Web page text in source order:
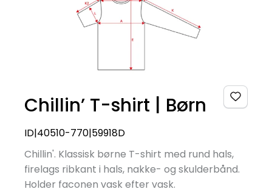
Chillin’ T-shirt | Børn
ID|40510-770|59918D
Chillin'. Klassisk børne T-shirt med rund hals,
firelags ribkant i hals, nakke- og skulderbånd.
Holder faconen vask efter vask.